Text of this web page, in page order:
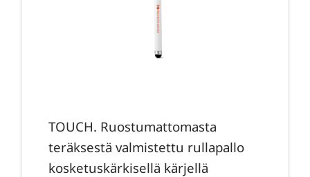
TOUCH. Ruostumattomasta
teräksestä valmistettu rullapallo
kosketuskärkisellä kärjellä